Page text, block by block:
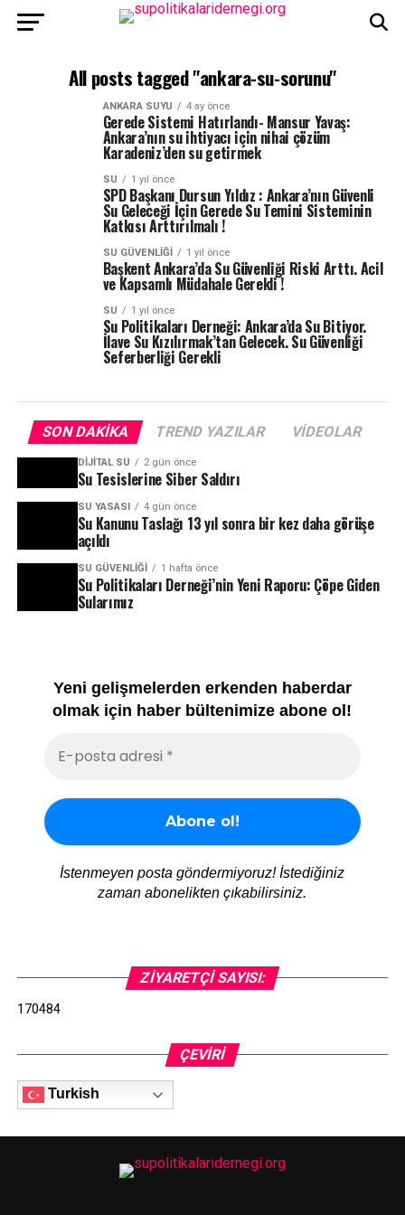
All posts tagged "ankara-su-sorunu"
ANKARA SUYU 4 ay önce
Gerede Sistemi Hatırlandı- Mansur Yavaş:
Ankara’nın su ihtiyacı için nihai çözüm
Karadeniz’den su getirmek
SU 1 yıl önce
SPD Başkanı Dursun Yıldız : Ankara’nın Güvenli
Su Geleceği İçin Gerede Su Temini Sisteminin
Katkısı Arttırılmalı !
SU GÜVENLIĞI 1 yıl önce
Başkent Ankara’da Su Güvenliği Riski Arttı. Acil
ve Kapsamlı Müdahale Gerekli !
SU 1 yıl önce
Su Politikaları Derneği: Ankara’da Su Bitiyor.
İlave Su Kızılırmak’tan Gelecek. Su Güvenliği
Seferberliği Gerekli
SON DAKIKA TREND YAZILAR VIDEOLAR
DIJITAL SU 2 gün önce
Su Tesislerine Siber Saldırı
SU YASASI 4 gün önce
Su Kanunu Taslağı 13 yıl sonra bir kez daha görüşe
açıldı
SU GÜVENLIĞI 1 hafta önce
Su Politikaları Derneği’nin Yeni Raporu: Çöpe Giden
Sularımız
Yeni gelişmelerden erkenden haberdar
olmak için haber bültenimize abone ol!
İstenmeyen posta göndermiyoruz! İstediğiniz
zaman abonelikten çıkabilirsiniz.
ZIYARETÇI SAYISI:
170484
ÇEVIRI
Turkish